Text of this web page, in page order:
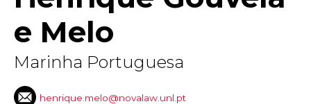
e Melo
Marinha Portuguesa
henrique.melo@novalaw.unl.pt